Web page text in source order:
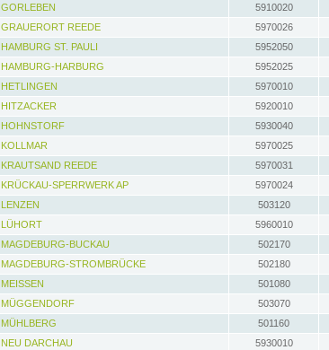
GORLEBEN
5910020
GRAUERORT REEDE
5970026
HAMBURG ST. PAULI
5952050
HAMBURG-HARBURG
5952025
HETLINGEN
5970010
HITZACKER
5920010
HOHNSTORF
5930040
KOLLMAR
5970025
KRAUTSAND REEDE
5970031
KRÜCKAU-SPERRWERK AP
5970024
LENZEN
503120
LÜHORT
5960010
MAGDEBURG-BUCKAU
502170
MAGDEBURG-STROMBRÜCKE
502180
MEISSEN
501080
MÜGGENDORF
503070
MÜHLBERG
501160
NEU DARCHAU
5930010